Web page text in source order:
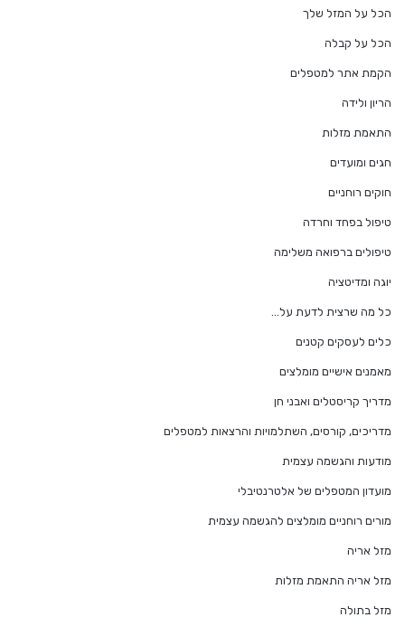
הכל על המזל שלך
הכל על קבלה
הקמת אתר למטפלים
הריון ולידה
התאמת מזלות
חגים ומועדים
חוקים רוחניים
טיפול בפחד וחרדה
טיפולים ברפואה משלימה
יוגה ומדיטציה
כל מה שרצית לדעת על…
כלים לעסקים קטנים
מאמנים אישיים מומלצים
מדריך קריסטלים ואבני חן
מדריכים, קורסים, השתלמויות והרצאות למטפלים
מודעות והגשמה עצמית
מועדון המטפלים של אלטרנטיבלי
מורים רוחניים מומלצים להגשמה עצמית
מזל אריה
מזל אריה התאמת מזלות
מזל בתולה